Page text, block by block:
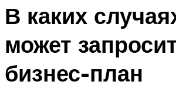
В каких
может
бизнес-план